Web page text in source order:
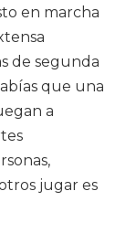
en marcha
de segunda
que una
a
jugar es